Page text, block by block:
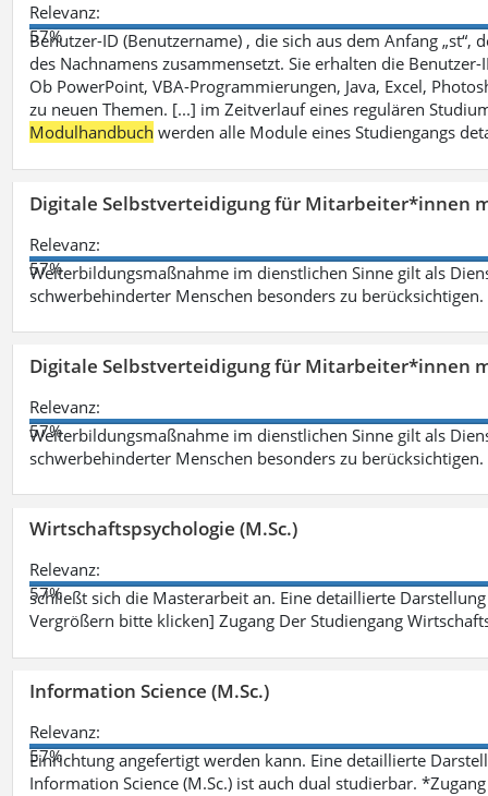
Relevanz:
57%
Benutzer-ID (Benutzername) , die sich aus dem Anfang „st“,
des Nachnamens zusammensetzt. Sie erhalten die
Ob PowerPoint, VBA-Programmierungen, Java, Excel,
zu neuen Themen. [...] im Zeitverlauf eines regulären
Modulhandbuch werden alle Module eines Studiengangs
Digitale Selbstverteidigung für Mitarbeiter*innen
Relevanz:
57%
Weiterbildungsmaßnahme im dienstlichen Sinne gilt als
schwerbehinderter Menschen besonders zu berücksichtigen.
Digitale Selbstverteidigung für Mitarbeiter*innen
Relevanz:
57%
Weiterbildungsmaßnahme im dienstlichen Sinne gilt als
schwerbehinderter Menschen besonders zu berücksichtigen.
Wirtschaftspsychologie (M.Sc.)
Relevanz:
57%
schließt sich die Masterarbeit an. Eine detaillierte
Vergrößern bitte klicken] Zugang Der Studiengang
Information Science (M.Sc.)
Relevanz:
57%
Einrichtung angefertigt werden kann. Eine detaillierte
Information Science (M.Sc.) ist auch dual studierbar.